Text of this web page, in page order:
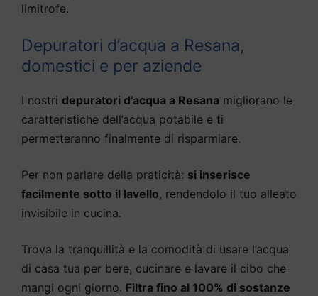
limitrofe.
Depuratori d’acqua a Resana,
domestici e per aziende
I nostri depuratori d’acqua a Resana migliorano le
caratteristiche dell’acqua potabile e ti
permetteranno finalmente di risparmiare.
Per non parlare della praticità: si inserisce
facilmente sotto il lavello, rendendolo il tuo alleato
invisibile in cucina.
Trova la tranquillità e la comodità di usare l’acqua
di casa tua per bere, cucinare e lavare il cibo che
mangi ogni giorno. Filtra fino al 100% di sostanze